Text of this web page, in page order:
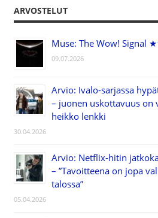
ARVOSTELUT
Muse: The Wow!
09.07.2026
Arvio: Ivalo-sarjassa
– juonen uskottavuus on
heikko lenkki
30.04.2026
Arvio: Netflix-hitin
– ”Tavoitteena on jopa
talossa”
05.04.2026